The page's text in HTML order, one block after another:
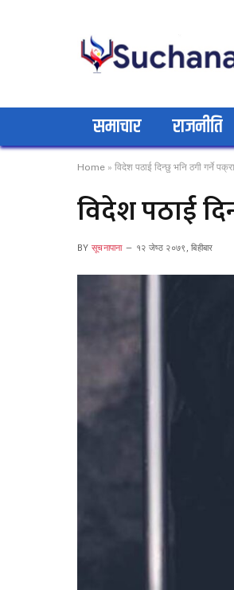
समाचार राजनीति
Home » विदेश पठाई दिन्छु भनि ठगी गर्ने
विदेश पठाई
BY सूचनापाना १२ जेष्ठ २०७९, बिहीबार